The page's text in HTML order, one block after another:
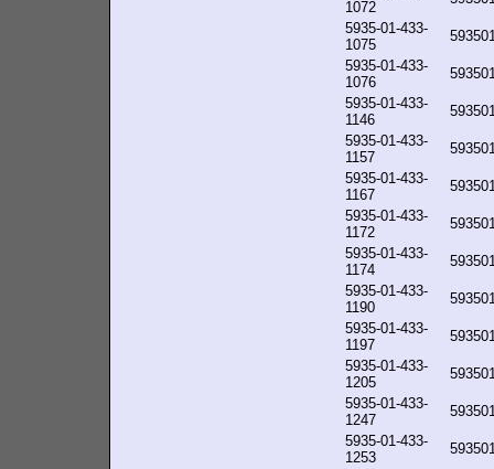
1072
5935-01-433-
1075
5935-01-433-
1076
5935-01-433-
1146
5935-01-433-
1157
5935-01-433-
1167
5935-01-433-
1172
5935-01-433-
1174
5935-01-433-
1190
5935-01-433-
1197
5935-01-433-
1205
5935-01-433-
1247
5935-01-433-
1253